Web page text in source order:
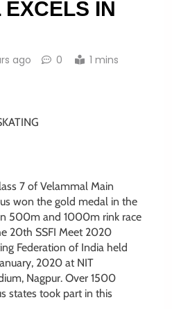
IN
ago 0 1 mins
7 of Velammal Main
won the gold medal in the
500m and 1000m rink race
20th SSFI Meet 2020
Federation of India held
2020 at NIT
Nagpur. Over 1500
states took part in this